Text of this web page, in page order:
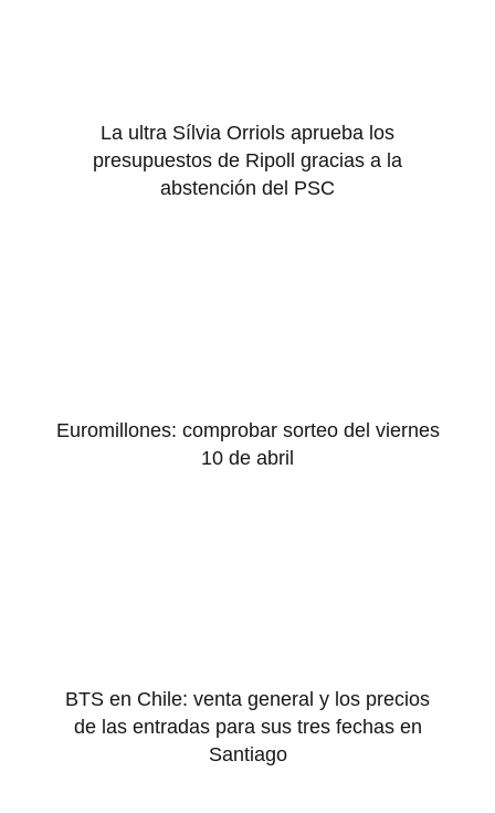
La ultra Sílvia Orriols aprueba los
presupuestos de Ripoll gracias a la
abstención del PSC
Euromillones: comprobar sorteo del viernes
10 de abril
BTS en Chile: venta general y los precios
de las entradas para sus tres fechas en
Santiago